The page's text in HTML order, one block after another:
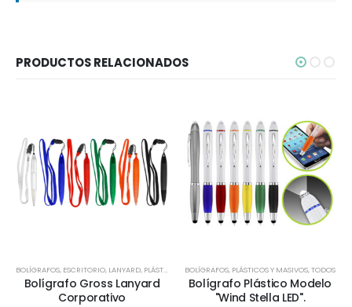
PRODUCTOS RELACIONADOS
BOLÍGRAFOS, ESCRITORIO, LANYARD, PLÁSTICOS Y MASIVOS ,TODOS
Bolígrafo Gross Lanyard
Corporativo
BOLÍGRAFOS, PLÁSTICOS Y MASIVOS,TODOS
Bolígrafo Plástico Modelo
"Wind Stella LED".